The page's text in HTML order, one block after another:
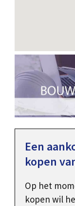
Een
kopen
Op het
kopen wil